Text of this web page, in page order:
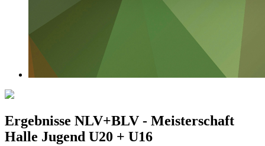
Ergebnisse NLV+BLV - Meisterschaft
Halle Jugend U20 + U16